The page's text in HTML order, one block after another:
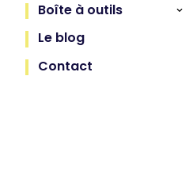
Boîte à outils
Le blog
Contact